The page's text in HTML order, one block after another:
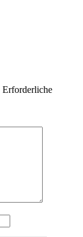
Erforderliche